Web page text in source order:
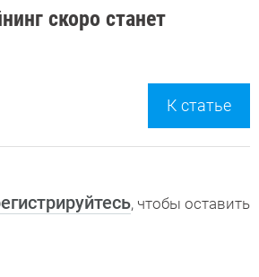
скоро станет
К статье
, чтобы оставить